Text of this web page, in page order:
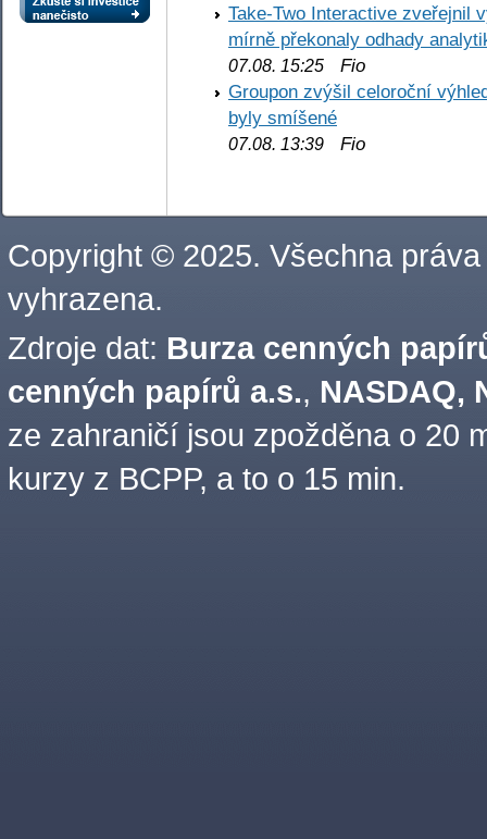
Take-Two Interactive zveřejnil
mírně překonaly odhady
07.08. 15:25 Fio
Groupon zvýšil celoroční
byly smíšené
07.08. 13:39 Fio
Copyright © 2025. Všechna práva
vyhrazena.
Zdroje dat: Burza cenných
cenných papírů a.s., NASDAQ,
ze zahraničí jsou zpožděna o 20
kurzy z BCPP, a to o 15 min.